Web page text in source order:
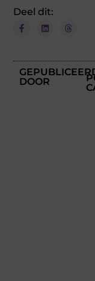
Deel dit:
DOOR